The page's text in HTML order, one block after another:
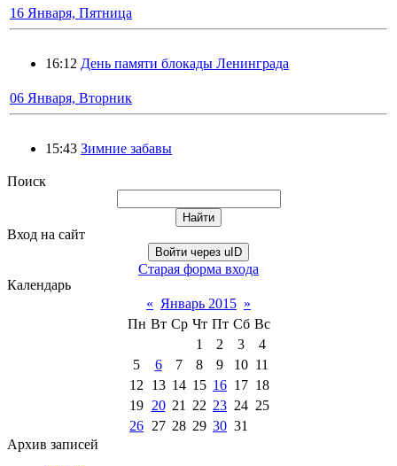
16 Января, Пятница
16:12 День памяти блокады Ленинграда
06 Января, Вторник
15:43 Зимние забавы
Поиск
Вход на сайт
Войти через uID
Старая форма входа
Календарь
« Январь 2015 »
Пн Вт Ср Чт Пт Сб Вс
1
2 3
4
5
6 7 8 9 10 11
12
13 14 15 16 17 18
19 20 21 22 23 24 25
26 27 28 29 30 31
Архив записей